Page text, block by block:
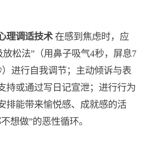
调适技术 在感到焦虑时，应
放松法”（用鼻子吸气4秒，屏息7
进行自我调节；主动倾诉与表
持或通过写日记宣泄；进行行为
排能带来愉悦感、成就感的活
想做”的恶性循环。